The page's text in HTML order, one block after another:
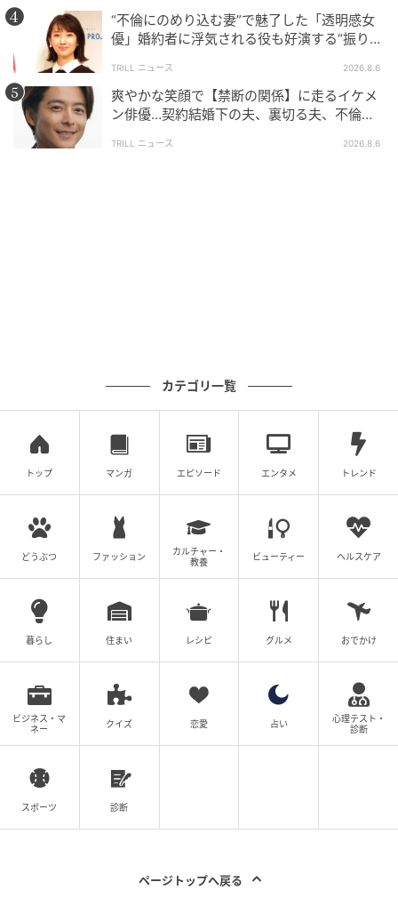
られない、あの春の日の淡い期待と孤独。それらはす
べて、この洗練されたビートの中に封印されている。
私たちはこの曲を聴くたびに、あの日、テレビの画面
越しに見た「まだ何者でもなかった彼ら」が、一瞬だ
け見せた眩しすぎるほどの輝きを思い出すのだ。
の記事をもっとみる
“不倫にのめり込む妻”で魅了した「透明感女
優」婚約者に浮気される役も好演する“振り
TRILL ニュース 2026.8.6
爽やかな笑顔で【禁断の関係】に走るイケメ
ン俳優…契約結婚下の夫、裏切る夫、不倫相
TRILL ニュース 2026.8.6
カテゴリ一覧
トップ マンガ エピソード エンタメ トレンド
どうぶつ ファッション
カルチャー・
教養
ビューティー ヘルスケア
暮らし 住まい レシピ グルメ おでかけ
ビジネス・マ
ネー
クイズ 恋愛 占い
心理テスト・
診断
スポーツ 診断
ページトップへ戻る